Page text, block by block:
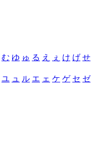
む ゆ ゅ る え ぇ け げ せ
ユ ュ ル エ ェ ケ ゲ セ ゼ